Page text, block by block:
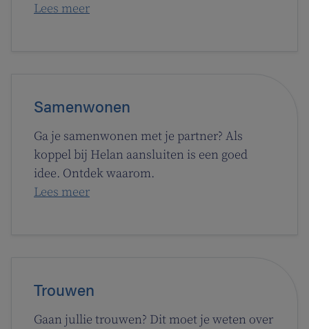
Lees meer
Samenwonen
Ga je samenwonen met je partner? Als
koppel bij Helan aansluiten is een goed
idee. Ontdek waarom.
Lees meer
Trouwen
Gaan jullie trouwen? Dit moet je weten over